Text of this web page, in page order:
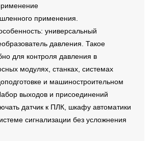
применения.
универсальный
давления. Такое
для контроля давления в
модулях, станках, системах
и машиностроительном
выходов и присоединений
датчик к ПЛК, шкафу автоматики
сигнализации без усложнения